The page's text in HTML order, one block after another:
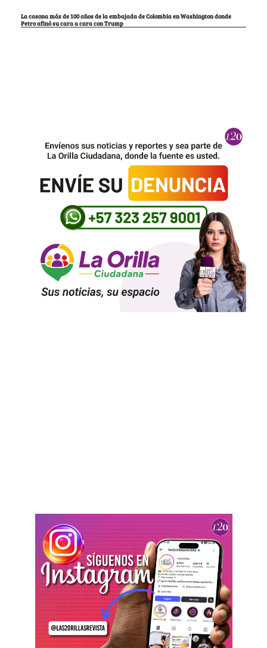
La casona más de 100 años de la embajada de Colombia en Washington donde
Petro afinó su cara a cara con Trump